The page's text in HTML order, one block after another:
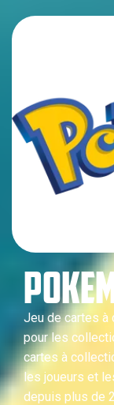
Jeu de cartes à
pour les
cartes à
les joueurs et
depuis plus de